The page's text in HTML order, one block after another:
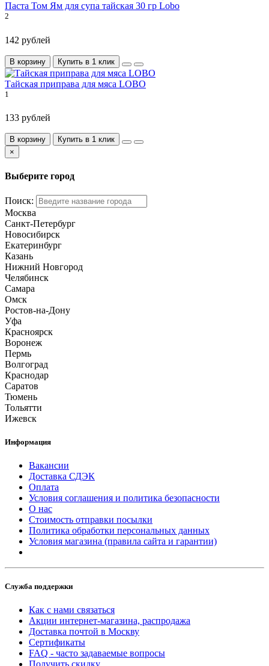
Паста Том Ям для супа тайская 30 гр Lobo
2
142 рублей
В корзину Купить в 1 клик
Тайская приправа для мяса LOBO
1
133 рублей
В корзину
Купить в 1 клик
×
Выберите город
Поиск:
Москва
Санкт-Петербург
Новосибирск
Екатеринбург
Казань
Нижний Новгород
Челябинск
Самара
Омск
Ростов-на-Дону
Уфа
Красноярск
Воронеж
Пермь
Волгоград
Краснодар
Саратов
Тюмень
Тольятти
Ижевск
Информация
Вакансии
Доставка СДЭК
Оплата
Условия соглашения и политика безопасности
О нас
Стоимость отправки посылки
Политика обработки персональных данных
Условия магазина (правила сайта и гарантии)
Служба поддержки
Как с нами связаться
Акции интернет-магазина, распродажа
Доставка почтой в Москву
Сертификаты
FAQ - часто задаваемые вопросы